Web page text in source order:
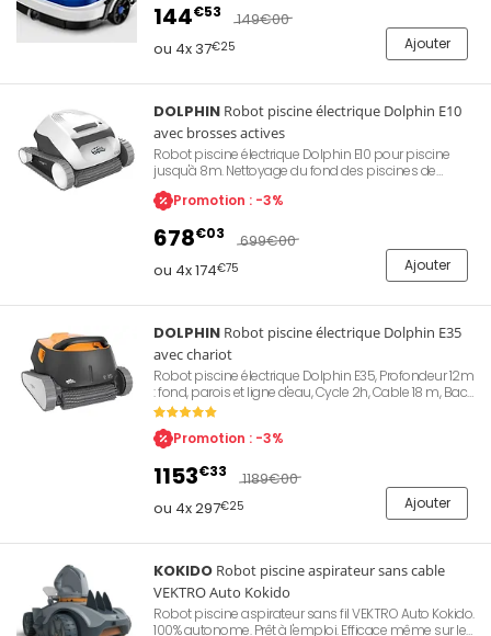
Dimensions 34,2 x 34,9 x 33 cm, poids 3,6 kg,
consommation 30 W. Garantie Aqualux 2 ans.
Référence Aqualux CF45CL.
144€53 149€00
ou 4x 37€25 Ajouter
DOLPHIN Robot piscine électrique Dolphin E10
avec brosses actives
Robot piscine électrique Dolphin E10 pour piscine
jusqu'à 8m. Nettoyage du fond des piscines de
toutes formes, cycle 1h30. Doté d'un câble flottant de
12m, d'un bac filtrant, d'une brosse active à haute
CleverClean Maytronics.
Promotion : -3%
678€03 699€00
ou 4x 174€75 Ajouter
DOLPHIN Robot piscine électrique Dolphin E35
avec chariot
Robot piscine électrique Dolphin E35, Profondeur 12m
: fond, parois et ligne d'eau, Cycle 2h, Cable 18 m, Bac
filtrant, 1 Brosse active rotative, Chariot inclus.
Promotion : -3%
1153€33 1189€00
ou 4x 297€25 Ajouter
KOKIDO Robot piscine aspirateur sans cable
VEKTRO Auto Kokido
Robot piscine aspirateur sans fil VEKTRO Auto Kokido.
100% autonome. Prêt à l'emploi. Efficace même sur les